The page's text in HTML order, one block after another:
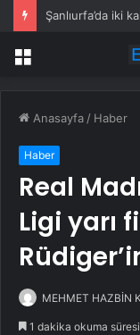
Menü
Anasayfa / Haber
Haber
Real
Ligi yarı
MEHMET HAZBİN
1 dakika okuma süresi